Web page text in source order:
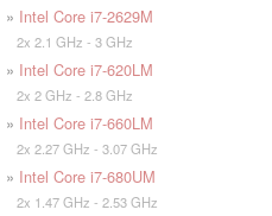
» Intel Core i7-2629M
2x 2.1 GHz - 3 GHz
» Intel Core i7-620LM
2x 2 GHz - 2.8 GHz
» Intel Core i7-660LM
2x 2.27 GHz - 3.07 GHz
» Intel Core i7-680UM
2x 1.47 GHz - 2.53 GHz